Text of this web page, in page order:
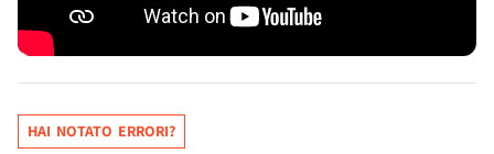
HAI NOTATO ERRORI?